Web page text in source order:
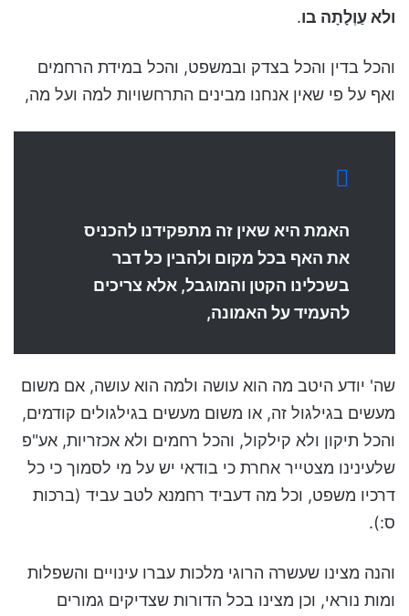
ולא עַוְלָתָה בו.
והכל בדין והכל בצדק ובמשפט, והכל במידת הרחמים
ואף על פי שאין אנחנו מבינים התרחשויות למה ועל מה,
האמת היא שאין זה מתפקידנו להכניס
את האף בכל מקום ולהבין כל דבר
בשכלינו הקטן והמוגבל, אלא צריכים
להעמיד על האמונה,
שה' יודע היטב מה הוא עושה ולמה הוא עושה, אם משום
מעשים בגילגול זה, או משום מעשים בגילגולים קודמים,
והכל תיקון ולא קילקול, והכל רחמים ולא אכזריות, אע"פ
שלעינינו מצטייר אחרת כי בודאי יש על מי לסמוך כי כל
דרכיו משפט, וכל מה דעביד רחמנא לטב עביד (ברכות
ס:).
והנה מצינו שעשרה הרוגי מלכות עברו עינויים והשפלות
ומות נוראי, וכן מצינו בכל הדורות שצדיקים גמורים